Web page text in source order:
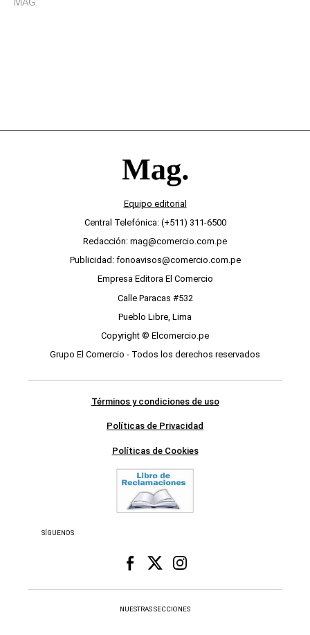
Equipo editorial
Central Telefónica: (+511) 311-6500
Redacción: mag@comercio.com.pe
Publicidad: fonoavisos@comercio.com.pe
Empresa Editora El Comercio
Calle Paracas #532
Pueblo Libre, Lima
Copyright © Elcomercio.pe
Grupo El Comercio - Todos los derechos reservados
Términos y condiciones de uso
Políticas de Privacidad
Políticas de Cookies
SÍGUENOS
NUESTRAS SECCIONES